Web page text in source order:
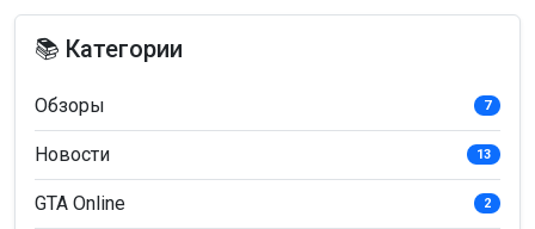
— просмотры
📚 Категории
Обзоры 7
Новости 13
GTA Online 2